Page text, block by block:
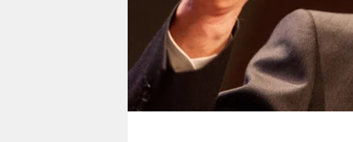
fragen & hilfe
unterstützen
abo
genossenschaft